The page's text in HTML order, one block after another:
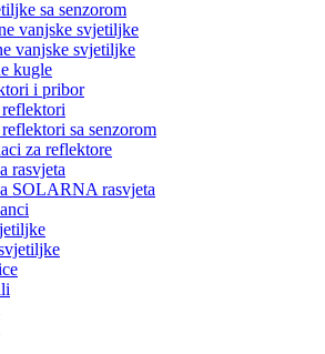
sa senzorom
vanjske svjetiljke
vanjske svjetiljke
kugle
i pribor
sa senzorom
za reflektore
rasvjeta
SOLARNA rasvjeta